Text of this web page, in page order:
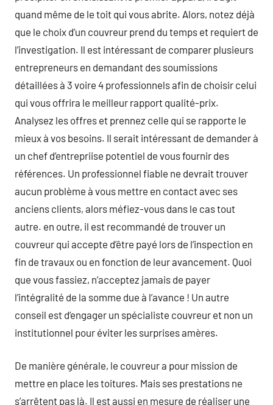
quand même de le toit qui vous abrite. Alors, notez déjà
que le choix d’un couvreur prend du temps et requiert de
l’investigation. Il est intéressant de comparer plusieurs
entrepreneurs en demandant des soumissions
détaillées à 3 voire 4 professionnels afin de choisir celui
qui vous offrira le meilleur rapport qualité-prix.
Analysez les offres et prennez celle qui se rapporte le
mieux à vos besoins. Il serait intéressant de demander à
un chef d’entrepriise potentiel de vous fournir des
références. Un professionnel fiable ne devrait trouver
aucun problème à vous mettre en contact avec ses
anciens clients, alors méfiez-vous dans le cas tout
autre. en outre, il est recommandé de trouver un
couvreur qui accepte d’être payé lors de l’inspection en
fin de travaux ou en fonction de leur avancement. Quoi
que vous fassiez, n’acceptez jamais de payer
l’intégralité de la somme due à l’avance ! Un autre
conseil est d’engager un spécialiste couvreur et non un
institutionnel pour éviter les surprises amères.
De manière générale, le couvreur a pour mission de
mettre en place les toitures. Mais ses prestations ne
s’arrêtent pas là. Il est aussi en mesure de réaliser une